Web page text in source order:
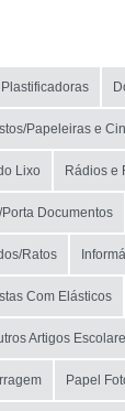
Plastificadoras
Papeleiras e
Lixo Rádios e
Documentos
Ratos
Com Elásticos
Artigos
Papel